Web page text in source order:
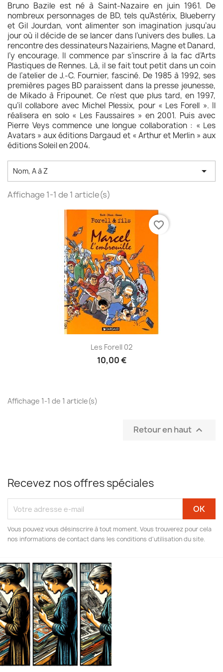
Bruno Bazile est né à Saint-Nazaire en juin 1961. De
nombreux personnages de BD, tels qu’Astérix, Blueberry
et Gil Jourdan, vont alimenter son imagination jusqu’au
jour où il décide de se lancer dans l’univers des bulles. La
rencontre des dessinateurs Nazairiens, Magne et Danard,
l’y encourage. Il commence par s’inscrire à la fac d’Arts
Plastiques de Rennes. Là, il se fait tout petit dans un coin
de l’atelier de J.-C. Fournier, fasciné. De 1985 à 1992, ses
premières pages BD paraissent dans la presse jeunesse,
de Mikado à Fripounet. Ce n’est que plus tard, en 1997,
qu’il collabore avec Michel Plessix, pour « Les Forell ». Il
réalisera en solo « Les Faussaires » en 2001. Puis avec
Pierre Veys commence une longue collaboration : « Les
Avatars » aux éditions Dargaud et « Arthur et Merlin » aux
éditions Soleil en 2004.
Nom, A à Z 
Affichage 1-1 de 1 article(s)
Les Forell 02
10,00 €
favorite_border
Affichage 1-1 de 1 article(s)
Retour en haut 
Recevez nos offres spéciales
Vous pouvez vous désinscrire à tout moment. Vous trouverez pour cela
nos informations de contact dans les conditions d'utilisation du site.